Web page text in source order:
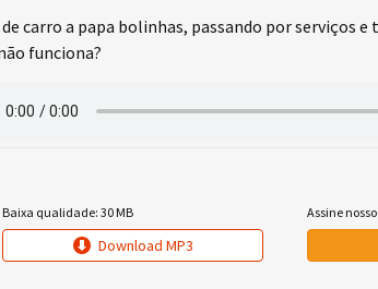
de carro a papa bolinhas, passando por serviços
funciona?
Baixa qualidade: 30 MB
Download MP3
Assine